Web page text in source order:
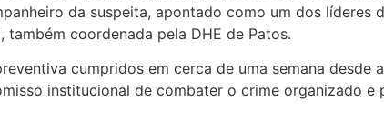
da suspeita, apontado como um dos
coordenada pela DHE de Patos.
cumpridos em cerca de uma semana desde
institucional de combater o crime organizado e